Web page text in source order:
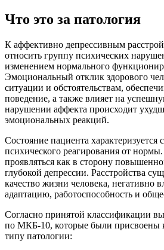
Что это за патология
К аффективно депрессивным
относить группу психических
изменением нормального
Эмоциональный отклик здорового
ситуации и обстоятельствам,
поведение, а также влияет на
нарушении аффекта происходит
эмоциональных реакций.
Состояние пациента
психического реагирования от
проявляться как в сторону
глубокой депрессии. Расстройства
качество жизни человека, негативно
адаптацию, работоспособность и
Согласно принятой классификации
по МКБ-10, которые были присвоены
типу патологии: